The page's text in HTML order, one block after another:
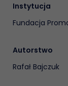
Instytucja
Fundacja
Autorstwo
Rafał Bajczuk